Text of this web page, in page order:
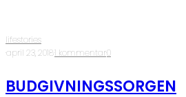
lifestories
·april 23, 2018·1 kommentar·0
BUDGIVNINGSSORGEN